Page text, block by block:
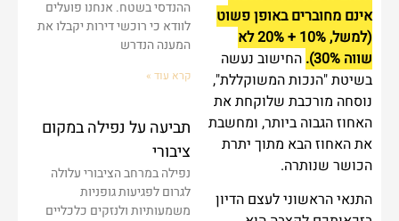
ההנדסי בשטח. אנחנו פועלים
לוודא כי רוכשי דירות יקבלו את
המענה הנדרש
קרא עוד »
תביעה על נפילה במקום
ציבורי
נפילה במרחב הציבורי עלולה
לגרום לפגיעות גופניות
משמעותיות ולנזקים כלכליים
אינם מחוברים באופן פשוט
(למשל, 10% + 20% לא
שווה 30%).
החישוב נעשה
בשיטת "הנכות המשוקללת",
נוסחה מורכבת שלוקחת את
האחוז הגבוה ביותר, ומחשבת
את האחוז הבא מתוך יתרת
הכושר שנותרה.
התנאי הראשוני לעצם הדיון